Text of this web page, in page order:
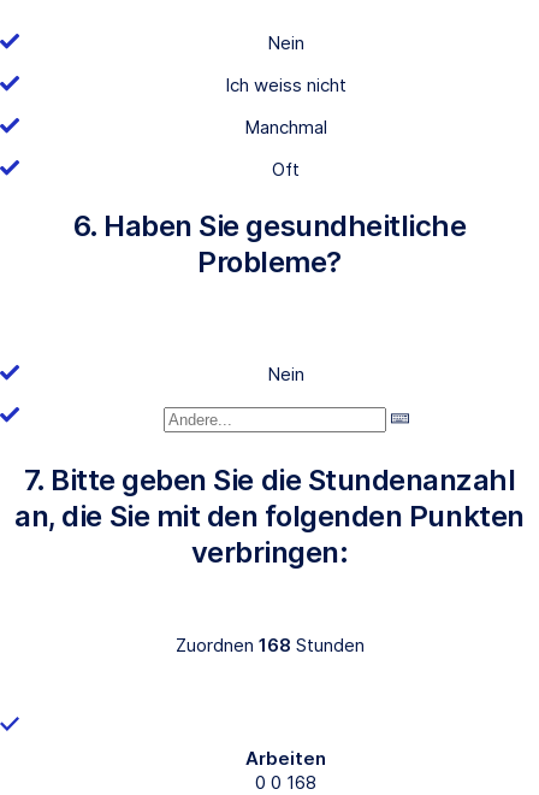
Nein
Ich weiss nicht
Manchmal
Oft
6. Haben Sie gesundheitliche
Probleme?
Nein
7. Bitte geben Sie die Stundenanzahl
an, die Sie mit den folgenden Punkten
verbringen:
Zuordnen 168 Stunden
Arbeiten
0 0 168